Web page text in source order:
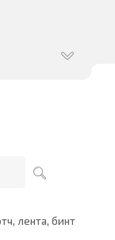
лента, бинт